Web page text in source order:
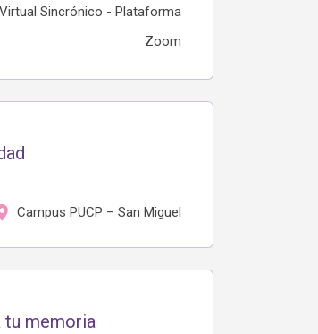
Virtual Sincrónico - Plataforma
Zoom
Campus PUCP – San Miguel
tu memoria